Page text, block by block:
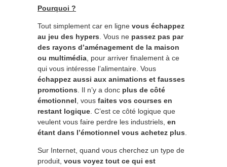
Pourquoi ?
Tout simplement car en ligne vous échappez
au jeu des hypers . Vous ne passez pas par
des rayons d’aménagement de la maison
ou multimédia , pour arriver finalement à ce
qui vous intéresse l’alimentaire. Vous
échappez aussi aux animations et fausses
promotions . Il n’y a donc plus de côté
émotionnel , vous faites vos courses en
restant logique . C’est ce côté logique que
veulent vous faire perdre les industriels, en
étant dans l’émotionnel vous achetez plus
Sur Internet, quand vous cherchez un type de
produit, vous voyez tout ce qui est